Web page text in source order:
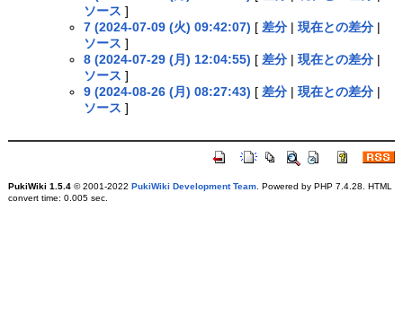
ソース ]
7 (2024-07-09 (火) 09:42:07) [ 差分| 現在との差分|
ソース ]
8 (2024-07-29 (月) 12:04:55) [ 差分| 現在との差分|
ソース ]
9 (2024-08-26 (月) 08:27:43) [ 差分| 現在との差分|
ソース ]
PukiWiki 1.5.4© 2001-2022 PukiWiki Development Team. Powered by PHP 7.4.28. HTML
convert time: 0.005 sec.